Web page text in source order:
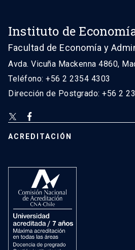
Instituto de
Facultad de Economía y
Avda. Vicuña Mackenna 4860,
Teléfono: +56 2 2354 4303
Dirección de Postgrado: +56 2
ACREDITACIÓN